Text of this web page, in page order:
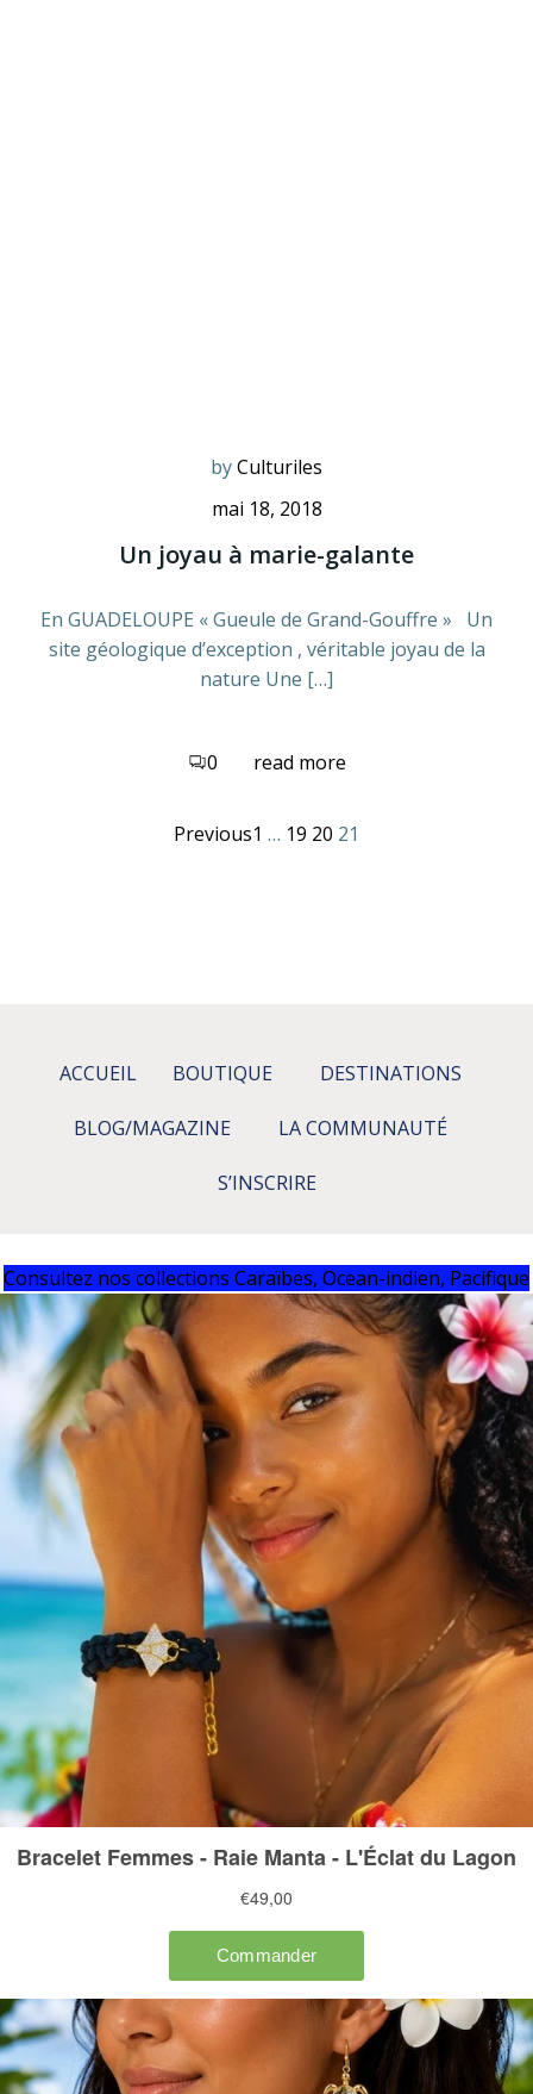
byCulturiles
mai 18, 2018
Un joyau à marie-galante
En GUADELOUPE « Gueule de Grand-Gouffre » Un
site géologique d’exception , véritable joyau de la
nature Une […]
0 read more
Posts
PreviousPosts
Page
1 … Page
19 Page
20 Page
21
ACCUEIL BOUTIQUE DESTINATIONS
BLOG/MAGAZINE LA COMMUNAUTÉ
S’INSCRIRE
Consultez nos collections Caraïbes, Ocean-indien, Pacifique